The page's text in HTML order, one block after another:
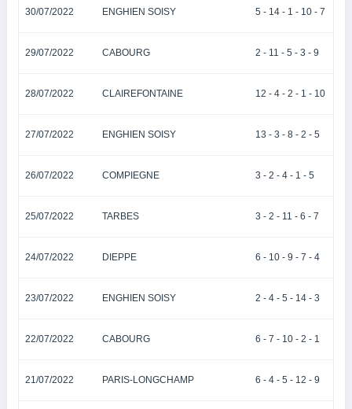
30/07/2022 ENGHIEN SOISY 5 - 14 - 1 - 10 - 7
29/07/2022 CABOURG 2 - 11 - 5 - 3 - 9
28/07/2022 CLAIREFONTAINE 12 - 4 - 2 - 1 - 10
27/07/2022 ENGHIEN SOISY 13 - 3 - 8 - 2 - 5
26/07/2022 COMPIEGNE 3 - 2 - 4 - 1 - 5
25/07/2022 TARBES 3 - 2 - 11 - 6 - 7
24/07/2022 DIEPPE 6 - 10 - 9 - 7 - 4
23/07/2022 ENGHIEN SOISY 2 - 4 - 5 - 14 - 3
22/07/2022 CABOURG 6 - 7 - 10 - 2 - 1
21/07/2022 PARIS-LONGCHAMP 6 - 4 - 5 - 12 - 9